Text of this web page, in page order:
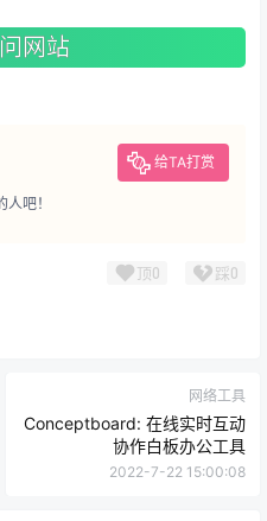
网站
给TA打赏
吧！
顶0 踩0
网络工具
Conceptboard: 在线实时互动
协作白板办公工具
2022-7-22 15:00:08